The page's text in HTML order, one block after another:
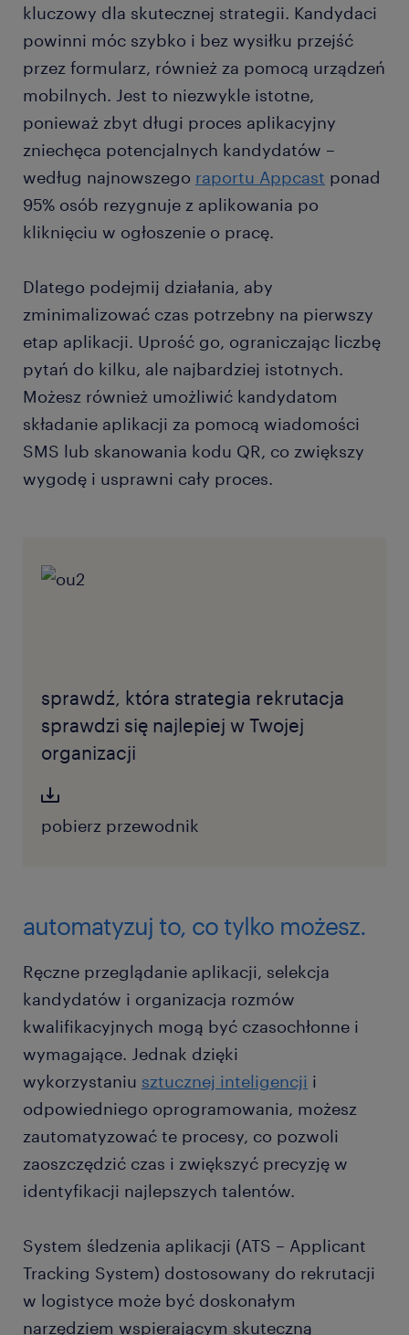
kluczowy dla skutecznej strategii. Kandydaci
powinni móc szybko i bez wysiłku przejść
przez formularz, również za pomocą urządzeń
mobilnych. Jest to niezwykle istotne,
ponieważ zbyt długi proces aplikacyjny
zniechęca potencjalnych kandydatów –
według najnowszego raportu Appcast ponad
95% osób rezygnuje z aplikowania po
kliknięciu w ogłoszenie o pracę.
Dlatego podejmij działania, aby
zminimalizować czas potrzebny na pierwszy
etap aplikacji. Uprość go, ograniczając liczbę
pytań do kilku, ale najbardziej istotnych.
Możesz również umożliwić kandydatom
składanie aplikacji za pomocą wiadomości
SMS lub skanowania kodu QR, co zwiększy
wygodę i usprawni cały proces.
sprawdź, która strategia rekrutacja
sprawdzi się najlepiej w Twojej
organizacji
pobierz przewodnik
automatyzuj to, co tylko możesz.
Ręczne przeglądanie aplikacji, selekcja
kandydatów i organizacja rozmów
kwalifikacyjnych mogą być czasochłonne i
wymagające. Jednak dzięki
wykorzystaniu sztucznej inteligencji i
odpowiedniego oprogramowania, możesz
zautomatyzować te procesy, co pozwoli
zaoszczędzić czas i zwiększyć precyzję w
identyfikacji najlepszych talentów.
System śledzenia aplikacji (ATS – Applicant
Tracking System) dostosowany do rekrutacji
w logistyce może być doskonałym
narzędziem wspierającym skuteczną